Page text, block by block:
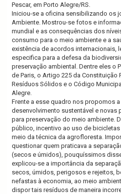
Pescar, em Porto Alegre/RS.
Iniciou-se a oficina sensibilizando os
Ambiente. Mostrou-se fotos e
mundial e as consequências dos
consumo para o meio ambiente e a
existência de acordos internacionais,
especifica para a defesa da
preservação ambiental. Dentre eles o
de Paris, o Artigo 225 da Constituição
Resíduos Sólidos e o Código
Alegre.
Frente a esse quadro nos propomos
desenvolvimento sustentável e novas
para preservação do meio ambiente.
público, incentivo ao uso de
meio da técnica da agrofloresta.
questionar quem praticava a
(secos e úmidos), pouquíssimos
explicou-se a importância da
secos, úmidos, perigosos e rejeitos,
nefastas à economia, ao meio
dispor tais resíduos de maneira